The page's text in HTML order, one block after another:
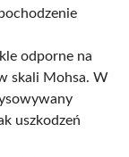
odporne na
skali Mohsa. W
uszkodzeń